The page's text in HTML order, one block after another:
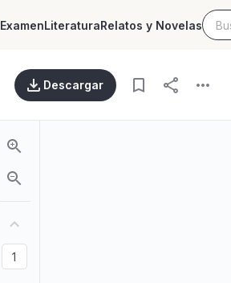
ExamenLiteraturaRelatos y Novelas
Descargar